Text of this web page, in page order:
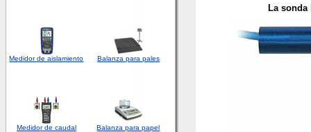
Medidor de aislamiento Balanza para pales
Medidor de caudal Balanza para papel
La